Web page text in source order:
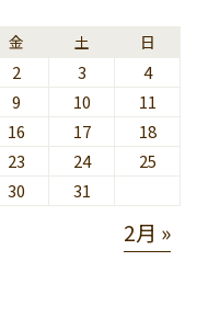
金 土 日
2 3
4
9 10
11
16 17
18
23 24
25
30 31
2月 »